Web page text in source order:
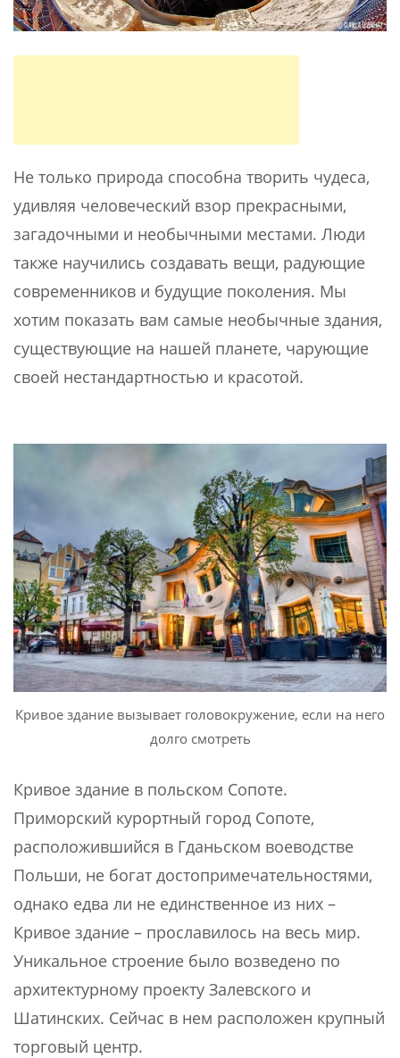
Не только природа способна творить чудеса,
удивляя человеческий взор прекрасными,
загадочными и необычными местами. Люди
также научились создавать вещи, радующие
современников и будущие поколения. Мы
хотим показать вам самые необычные здания,
существующие на нашей планете, чарующие
своей нестандартностью и красотой.
Кривое здание вызывает головокружение, если на него
долго смотреть
Кривое здание в польском Сопоте.
Приморский курортный город Сопоте,
расположившийся в Гданьском воеводстве
Польши, не богат достопримечательностями,
однако едва ли не единственное из них –
Кривое здание – прославилось на весь мир.
Уникальное строение было возведено по
архитектурному проекту Залевского и
Шатинских. Сейчас в нем расположен крупный
торговый центр.